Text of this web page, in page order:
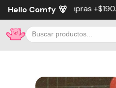
Hello Comfy 🐻
+$190.000! 🤑 • 10% OFF